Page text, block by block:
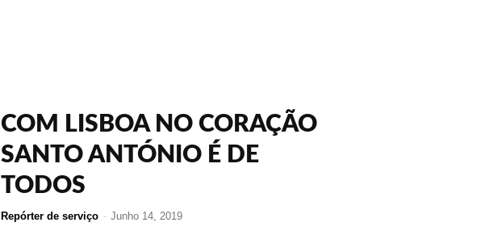
COM LISBOA NO CORAÇÃO
SANTO ANTÓNIO É DE
TODOS
Repórter de serviço - Junho 14, 2019